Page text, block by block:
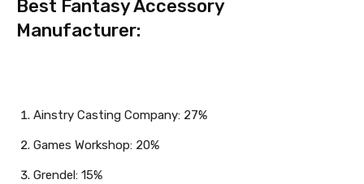
Best Fantasy Accessory
Manufacturer:
Ainstry Casting Company: 27%
Games Workshop: 20%
Grendel: 15%